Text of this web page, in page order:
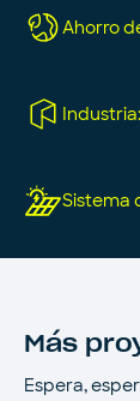
Ahorro
Industria:
Sistema
Más
Espera,